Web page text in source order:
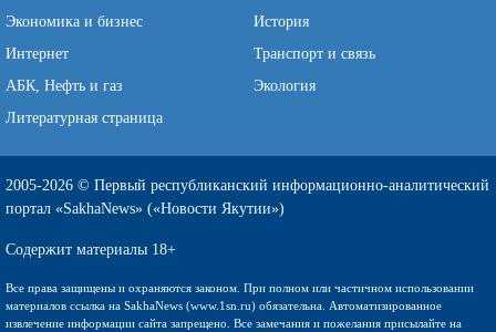
Экономика и бизнес
История
Интернет
Транспорт и связь
АБК, Нефть и газ
Экология
Литературная страница
2005-2026 © Первый республиканский информационно-аналитический
портал «SakhaNews» («Новости Якутии»)
Содержит материалы 18+
Все права защищены и охраняются законом. При полном или частичном использовании
материалов ссылка на SakhaNews (www.1sn.ru) обязательна. Автоматизированное
извлечение информации сайта запрещено. Все замечания и пожелания присылайте на